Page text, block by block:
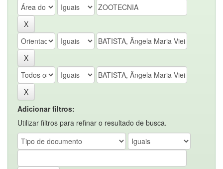
Adicionar filtros:
Utilizar filtros para refinar o resultado de busca.